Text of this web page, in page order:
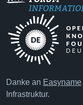
Danke an Easyname
Infrastruktur.